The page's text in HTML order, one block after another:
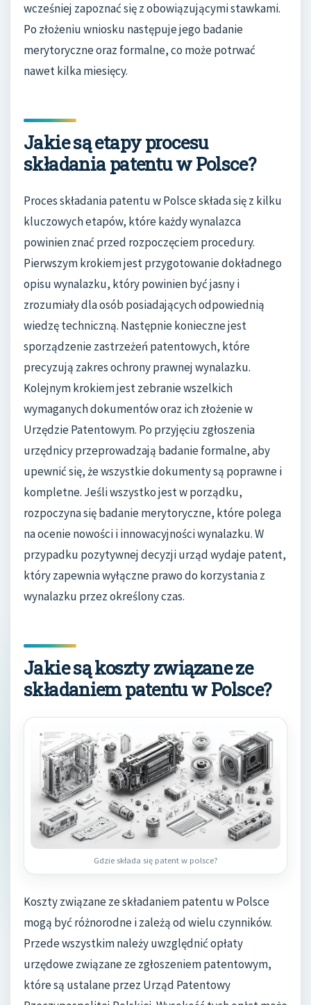
wcześniej zapoznać się z obowiązującymi stawkami.
Po złożeniu wniosku następuje jego badanie
merytoryczne oraz formalne, co może potrwać
nawet kilka miesięcy.
Jakie są etapy procesu
składania patentu w Polsce?
Proces składania patentu w Polsce składa się z kilku
kluczowych etapów, które każdy wynalazca
powinien znać przed rozpoczęciem procedury.
Pierwszym krokiem jest przygotowanie dokładnego
opisu wynalazku, który powinien być jasny i
zrozumiały dla osób posiadających odpowiednią
wiedzę techniczną. Następnie konieczne jest
sporządzenie zastrzeżeń patentowych, które
precyzują zakres ochrony prawnej wynalazku.
Kolejnym krokiem jest zebranie wszelkich
wymaganych dokumentów oraz ich złożenie w
Urzędzie Patentowym. Po przyjęciu zgłoszenia
urzędnicy przeprowadzają badanie formalne, aby
upewnić się, że wszystkie dokumenty są poprawne i
kompletne. Jeśli wszystko jest w porządku,
rozpoczyna się badanie merytoryczne, które polega
na ocenie nowości i innowacyjności wynalazku. W
przypadku pozytywnej decyzji urząd wydaje patent,
który zapewnia wyłączne prawo do korzystania z
wynalazku przez określony czas.
Jakie są koszty związane ze
składaniem patentu w Polsce?
Gdzie składa się patent w polsce?
Koszty związane ze składaniem patentu w Polsce
mogą być różnorodne i zależą od wielu czynników.
Przede wszystkim należy uwzględnić opłaty
urzędowe związane ze zgłoszeniem patentowym,
które są ustalane przez Urząd Patentowy